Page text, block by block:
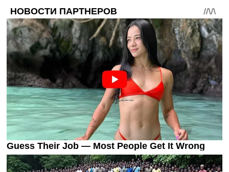
Турниры
Чемпионат Мира
Украина. Премьер-Лига
Украина. Первая Лига
Лига Чемпионов
Англия. Премьер Лига
Испания. Ла Лига
Другие Турниры >>>
Таблицы
Таблицы групп Чемпионата Мира
Украина. Премьер-Лига
Украина. Первая Лига
Лига Чемпионов. Таблицы групп
Англия. Премьер-Лига
Испания. Ла Лига